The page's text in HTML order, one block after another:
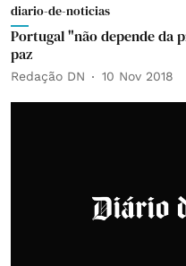
diario-de-noticias
Portugal "não depende da
paz
Redação DN 10 Nov 2018